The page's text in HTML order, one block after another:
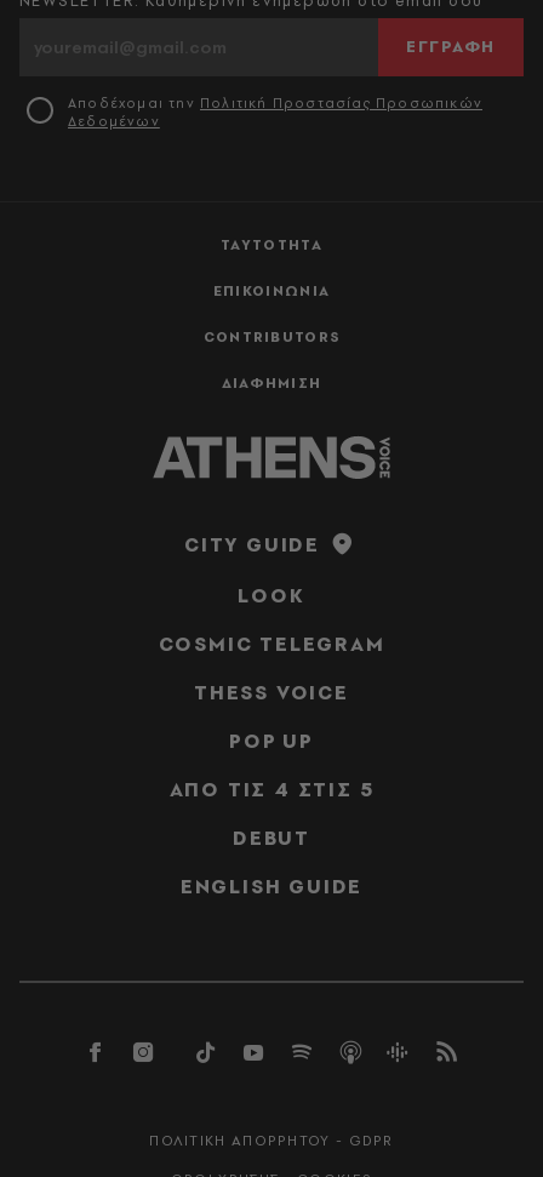
ΤΑΥΤΟΤΗΤΑ
ΕΠΙΚΟΙΝΩΝΙΑ
CONTRIBUTORS
ΔΙΑΦΗΜΙΣΗ
ΕΓΓΡΑΦΗ
Αποδέχομαι την Πολιτική Προστασίας Προσωπικών
Δεδομένων
CITY GUIDE
LOOK
COSMIC TELEGRAM
THESS VOICE
POP UP
ΑΠΟ ΤΙΣ 4 ΣΤΙΣ 5
DEBUT
ENGLISH GUIDE
ΠΟΛΙΤΙΚΗ ΑΠΟΡΡΗΤΟΥ - GDPR